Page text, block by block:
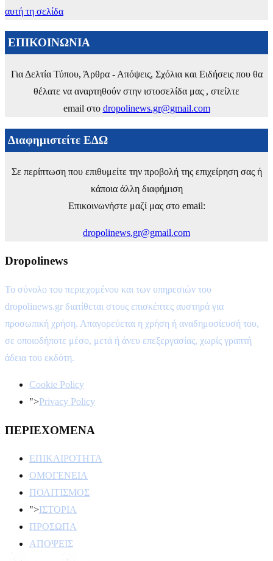
αυτή τη σελίδα
ΕΠΙΚΟΙΝΩΝΙΑ
Για Δελτία Τύπου, Άρθρα - Απόψεις, Σχόλια και Ειδήσεις που θα
θέλατε να αναρτηθούν στην ιστοσελίδα μας , στείλτε
email στο dropolinews.gr@gmail.com
Διαφημιστείτε ΕΔΩ
Σε περίπτωση που επιθυμείτε την προβολή της επιχείρηση σας ή
κάποια άλλη διαφήμιση
Επικοινωνήστε μαζί μας στο email:
dropolinews.gr@gmail.com
Dropolinews
Το σύνολο του περιεχομένου και των υπηρεσιών του
dropolinews.gr διατίθεται στους επισκέπτες αυστηρά για
προσωπική χρήση. Απαγορεύεται η χρήση ή αναδημοσίευσή του,
σε οποιοδήποτε μέσο, μετά ή άνευ επεξεργασίας, χωρίς γραπτή
άδεια του εκδότη.
Cookie Policy
">Privacy Policy
ΠΕΡΙΕΧΟΜΕΝΑ
ΕΠΙΚΑΙΡΟΤΗΤΑ
ΟΜΟΓΕΝΕΙΑ
ΠΟΛΙΤΙΣΜΟΣ
">ΙΣΤΟΡΙΑ
ΠΡΟΣΩΠΑ
ΑΠΟΨΕΙΣ